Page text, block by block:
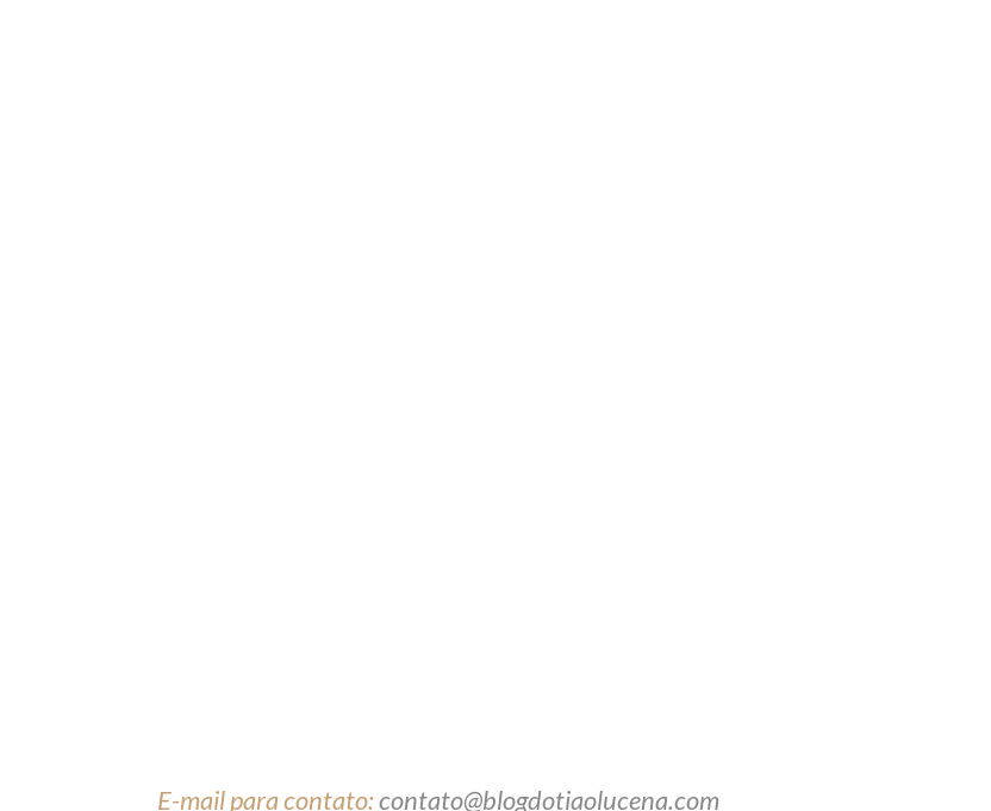
E-mail para contato:contato@blogdotiaolucena.com